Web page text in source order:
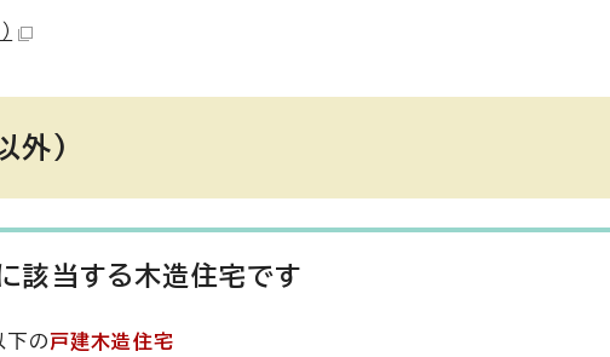
外)
該当する木造住宅です
下の戸建木造住宅